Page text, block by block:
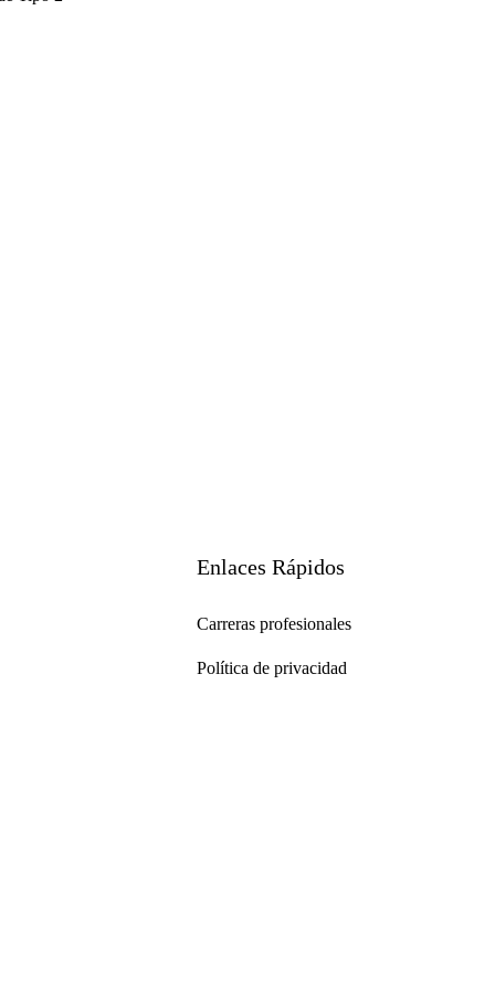
Enlaces Rápidos
Carreras profesionales
Política de privacidad